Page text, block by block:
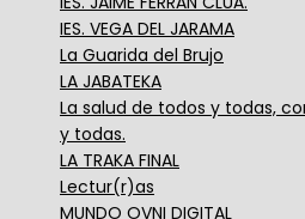
IES. VEGA DEL JARAMA
La Guarida del Brujo
LA JABATEKA
La salud de todos y todas,
y todas.
LA TRAKA FINAL
Lectur(r)as
MUNDO OVNI DIGITAL